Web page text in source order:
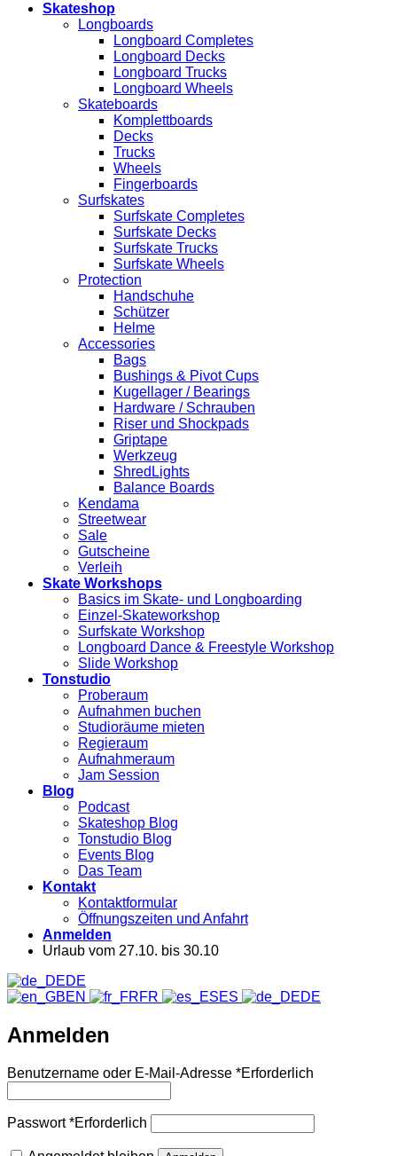
Skateshop
Longboards
Longboard Completes
Longboard Decks
Longboard Trucks
Longboard Wheels
Skateboards
Komplettboards
Decks
Trucks
Wheels
Fingerboards
Surfskates
Surfskate Completes
Surfskate Decks
Surfskate Trucks
Surfskate Wheels
Protection
Handschuhe
Schützer
Helme
Accessories
Bags
Bushings & Pivot Cups
Kugellager / Bearings
Hardware / Schrauben
Riser und Shockpads
Griptape
Werkzeug
ShredLights
Balance Boards
Kendama
Streetwear
Sale
Gutscheine
Verleih
Skate Workshops
Basics im Skate- und Longboarding
Einzel-Skateworkshop
Surfskate Workshop
Longboard Dance & Freestyle Workshop
Slide Workshop
Tonstudio
Proberaum
Aufnahmen buchen
Studioräume mieten
Regieraum
Aufnahmeraum
Jam Session
Blog
Podcast
Skateshop Blog
Tonstudio Blog
Events Blog
Das Team
Kontakt
Kontaktformular
Öffnungszeiten und Anfahrt
Anmelden
Urlaub vom 27.10. bis 30.10
DE
EN
FR ES DE
Anmelden
Benutzername oder E-Mail-Adresse *Erforderlich
Passwort*Erforderlich